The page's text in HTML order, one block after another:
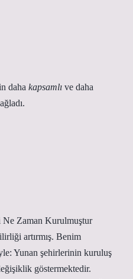
daha kapsamlı ve daha
Ne Zaman Kurulmuştur
artırmış. Benim
Yunan şehirlerinin kuruluş
göstermektedir.